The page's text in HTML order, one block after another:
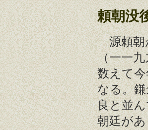
頼朝没
源頼朝
（一一
数えて
なる。
良と並
朝廷が